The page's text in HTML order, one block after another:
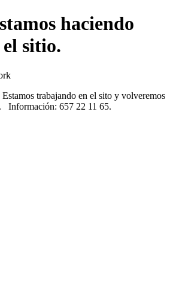
haciendo
sitio.
trabajando en el sito y volveremos
Información: 657 22 11 65.